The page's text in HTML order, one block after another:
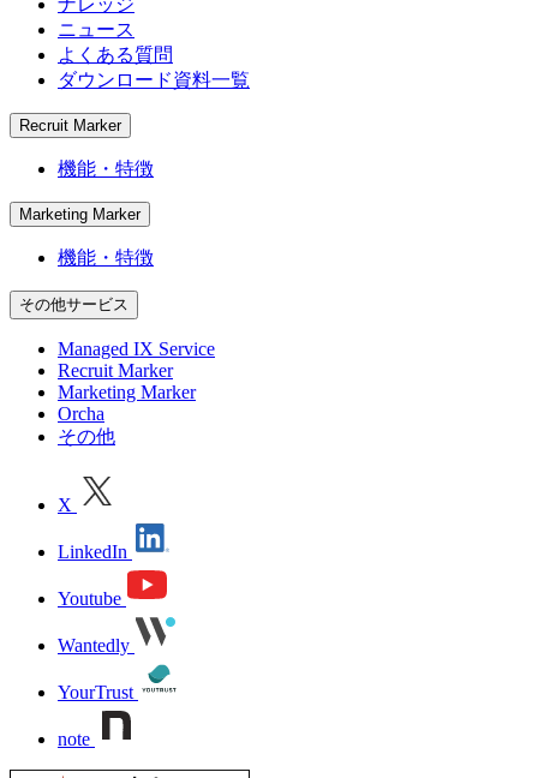
ナレッジ
ニュース
よくある質問
ダウンロード資料一覧
Recruit Marker
機能・特徴
Marketing Marker
機能・特徴
その他サービス
Managed IX Service
Recruit Marker
Marketing Marker
Orcha
その他
X
LinkedIn
Youtube
Wantedly
YourTrust
note